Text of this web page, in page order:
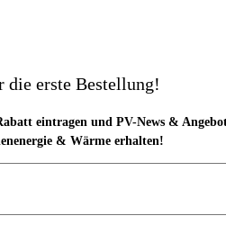
erste Bestellung!
eintragen und PV-News &
& Wärme erhalten!